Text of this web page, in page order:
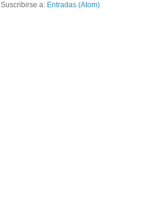
Suscribirse a: Entradas (Atom)